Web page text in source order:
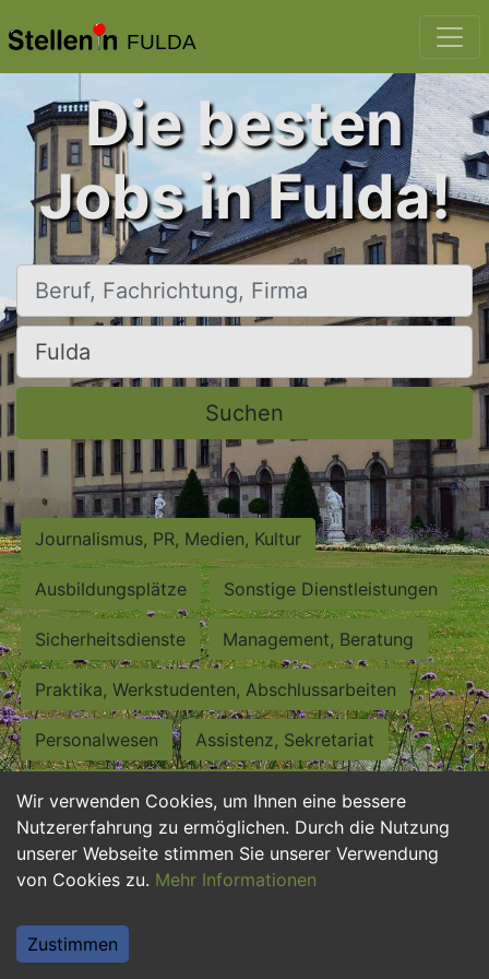
FULDA
Wir verwenden Cookies, um Ihnen eine bessere
Nutzererfahrung zu ermöglichen. Durch die Nutzung
unserer Webseite stimmen Sie unserer Verwendung
von Cookies zu. Mehr Informationen
Zustimmen
Die besten
Jobs in Fulda!
Beruf, Fachrichtung, Firma
Ort, Stadt
Suchen
Journalismus, PR, Medien, Kultur
Ausbildungsplätze Sonstige Dienstleistungen
Sicherheitsdienste Management, Beratung
Praktika, Werkstudenten, Abschlussarbeiten
Personalwesen Assistenz, Sekretariat
Hilfskräfte, Aushilfs- und Nebenjobs
Einkauf, Logistik, Materialwirtschaft
Weiterbildung, Studium, duale Ausbildung
Tourismus